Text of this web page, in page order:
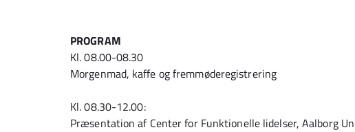
PROGRAM
Kl. 08.00-08.30
Morgenmad, kaffe og fremmøderegistrering
Kl. 08.30-12.00:
Præsentation af Center for Funktionelle lidelser, Aalborg